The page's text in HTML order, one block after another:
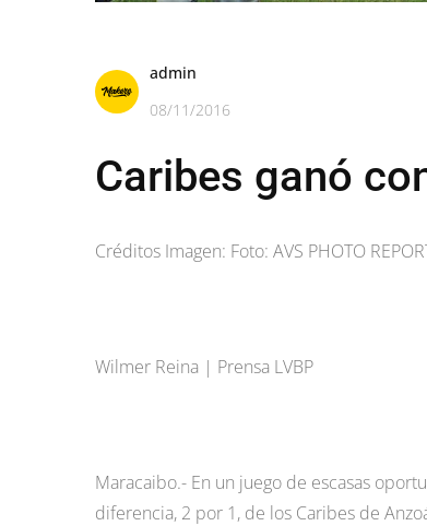
admin
08/11/2016
Caribes ganó
Créditos Imagen: Foto: AVS PHOTO
Wilmer Reina | Prensa LVBP
Maracaibo.- En un juego de escasas
diferencia, 2 por 1, de los Caribes de